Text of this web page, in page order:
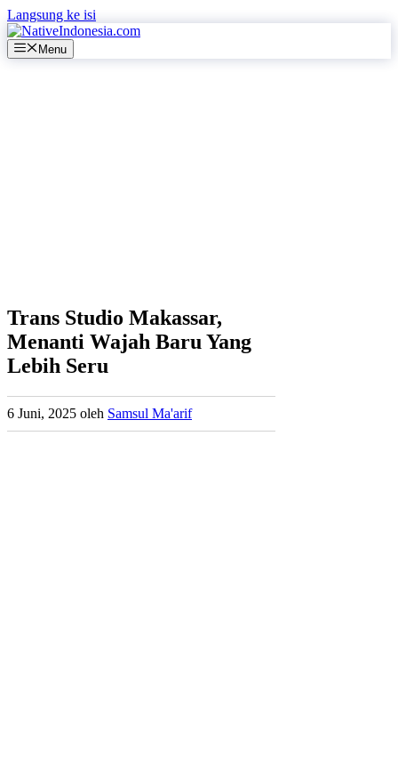
Langsung ke isi
Menu
Trans Studio Makassar,
Menanti Wajah Baru Yang
Lebih Seru
6 Juni, 2025 oleh Samsul Ma'arif